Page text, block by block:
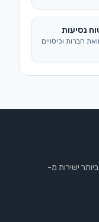
ישירות מ-